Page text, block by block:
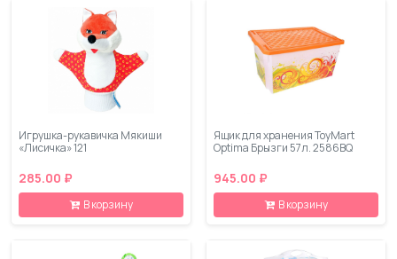
Игрушка-рукавичка Мякиши
«Лисичка» 121
285.00 ₽
В корзину
Ящик для хранения ToyMart
Optima Брызги 57л. 2586BQ
945.00 ₽
В корзину